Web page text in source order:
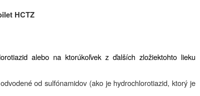
HCTZ
alebo na ktorúkoľvek z ďalších zložiektohto lieku
od sulfónamidov (ako je hydrochlorotiazid, ktorý je